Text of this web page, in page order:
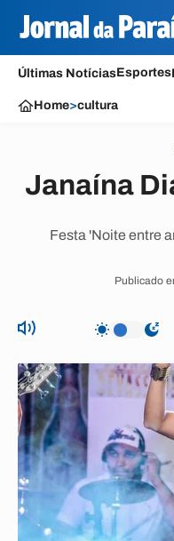
Últimas NotíciasEsportes
Home>cultura
Janaína
Festa 'Noite entre
Publicado